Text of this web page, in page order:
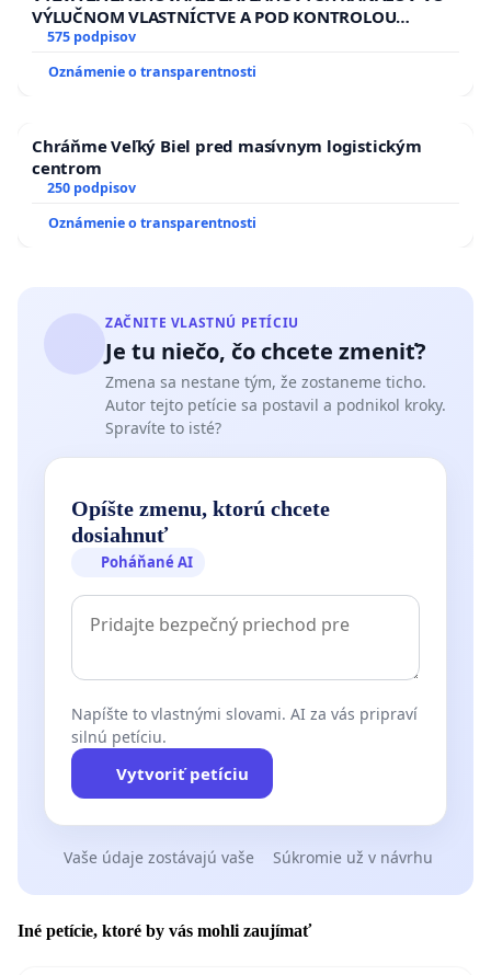
VÝLUČNOM VLASTNÍCTVE A POD KONTROLOU
SLOVENSKEJ REPUBLIKY & žiadosť na riešenie
zanedbaného stavu závlahových a odvodňovacích
kanálov na Slovensku
575 podpisov
Oznámenie o transparentnosti
Chráňme Veľký Biel pred masívnym logistickým
centrom
250 podpisov
Oznámenie o transparentnosti
ZAČNITE VLASTNÚ PETÍCIU
Je tu niečo, čo chcete zmeniť?
Zmena sa nestane tým, že zostaneme ticho.
Autor tejto petície sa postavil a podnikol kroky.
Spravíte to isté?
Opíšte zmenu, ktorú chcete
dosiahnuť
Poháňané AI
Napíšte to vlastnými slovami. AI za vás pripraví
silnú petíciu.
Vytvoriť petíciu
Vaše údaje zostávajú vaše Súkromie už v návrhu
Iné petície, ktoré by vás mohli zaujímať